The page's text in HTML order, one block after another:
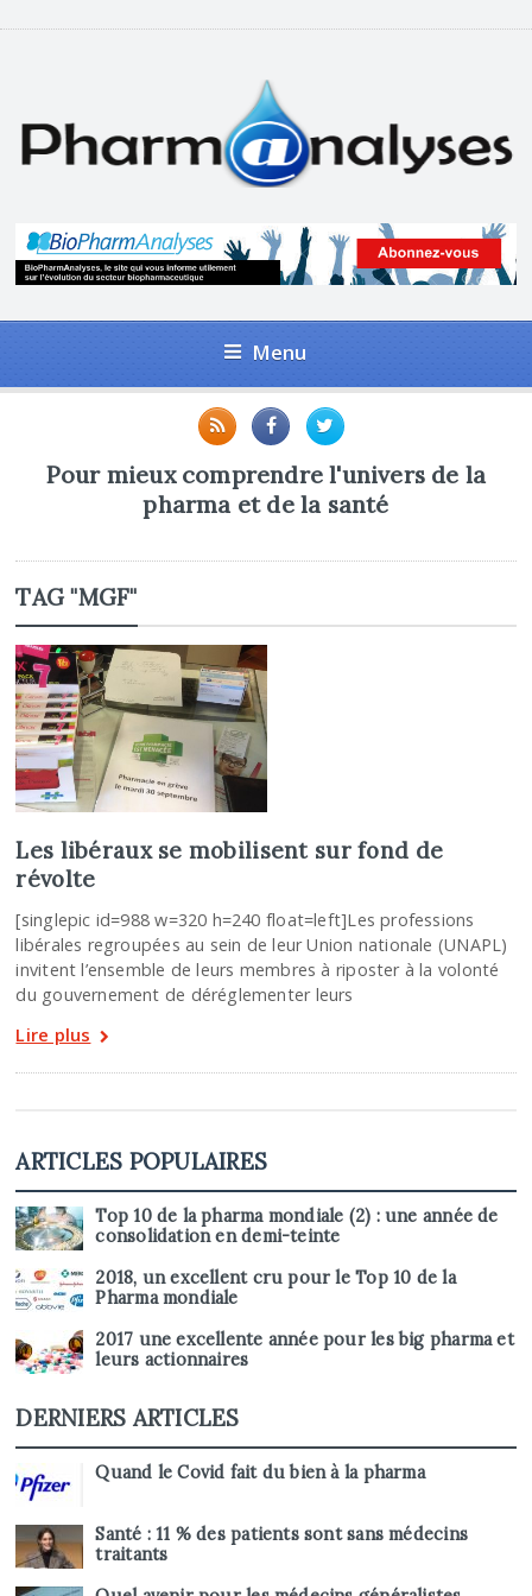
Menu
Pour mieux comprendre l'univers de la
pharma et de la santé
TAG "MGF"
Les libéraux se mobilisent sur fond de
révolte
[singlepic id=988 w=320 h=240 float=left]Les professions
libérales regroupées au sein de leur Union nationale (UNAPL)
invitent l’ensemble de leurs membres à riposter à la volonté
du gouvernement de déréglementer leurs
Lire plus
ARTICLES POPULAIRES
Top 10 de la pharma mondiale (2) : une année de
consolidation en demi-teinte
2018, un excellent cru pour le Top 10 de la
Pharma mondiale
2017 une excellente année pour les big pharma et
leurs actionnaires
DERNIERS ARTICLES
Quand le Covid fait du bien à la pharma
Santé : 11 % des patients sont sans médecins
traitants